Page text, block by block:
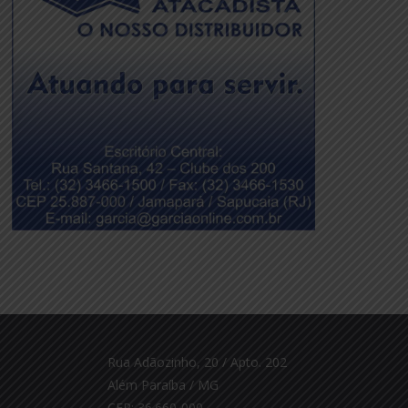
Rua Adãozinho, 20 / Apto. 202
Além Paraíba / MG